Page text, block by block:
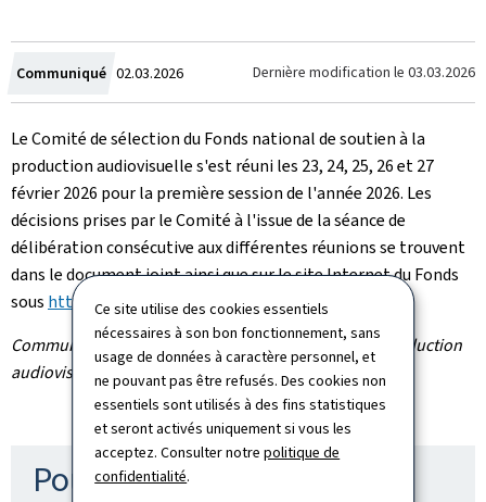
Ce site utilise des cookies essentiels
nécessaires à son bon fonctionnement, sans
usage de données à caractère personnel, et
ne pouvant pas être refusés. Des cookies non
essentiels sont utilisés à des fins statistiques
et seront activés uniquement si vous les
acceptez. Consulter notrepolitique de
confidentialité.
Communiqué Crée
le
02.03.2026 Dernière modification le 03.03.2026
Le Comité de sélection du Fonds national de soutien à la
production audiovisuelle s'est réuni les 23, 24, 25, 26 et 27
février 2026 pour la première session de l'année 2026. Les
décisions prises par le Comité à l'issue de la séance de
délibération consécutive aux différentes réunions se trouvent
dans le document joint ainsi que sur le site Internet du Fonds
sous https://filmfund.lu/financement/afs/ (Pdf)
Communiqué par le Fonds national de soutien à la production
audiovisuelle
Pour en savoir plus